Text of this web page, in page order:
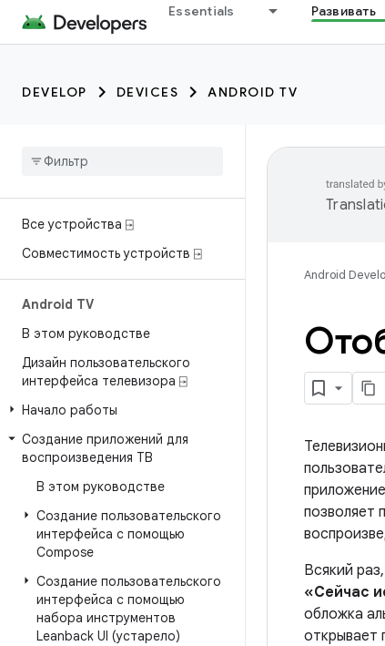
Essentials Развивать
DEVELOP DEVICES ANDROID TV
Все устройства ⍈
Совместимость устройств ⍈
Android TV
В этом руководстве
Дизайн пользовательского
интерфейса телевизора ⍈
Начало работы
Создание приложений для
воспроизведения ТВ
В этом руководстве
Создание пользовательского
интерфейса с помощью
Compose
Создание пользовательского
интерфейса с помощью
набора инструментов
Leanback UI (устарело)
Android
позволяет
Всякий
«Сейчас
обложка
открывает